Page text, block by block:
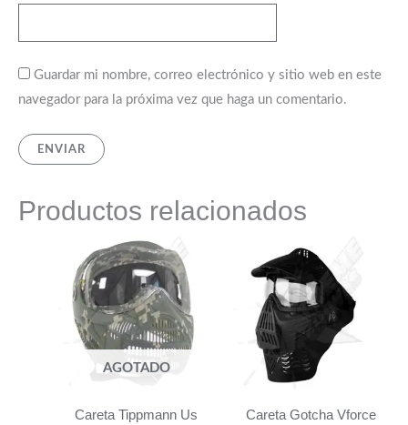
Guardar mi nombre, correo electrónico y sitio web en este
navegador para la próxima vez que haga un comentario.
Productos relacionados
AGOTADO
Careta Tippmann Us
Careta Gotcha Vforce